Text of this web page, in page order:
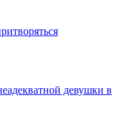
девушки в